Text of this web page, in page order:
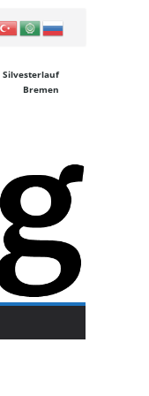
Silvesterlauf
Bremen